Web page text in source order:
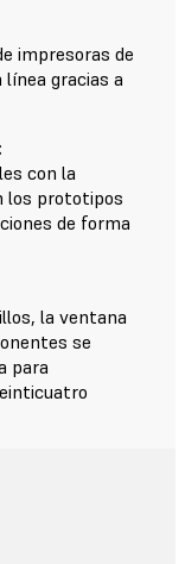
impresoras de
gracias a
con la
los prototipos
de forma
la ventana
se
para